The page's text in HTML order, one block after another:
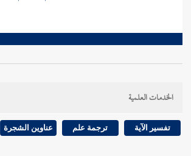
الخدمات العلمية
تفسير الآية ترجمة علم عناوين الشجرة